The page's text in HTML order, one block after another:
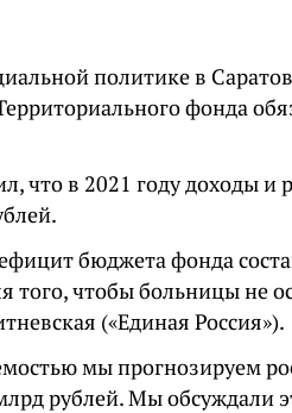
политике в
фонда
что в 2021 году доходы и
бюджета фонда
того, чтобы больницы не
(«Единая Россия»).
мы прогнозируем
рублей. Мы обсуждали